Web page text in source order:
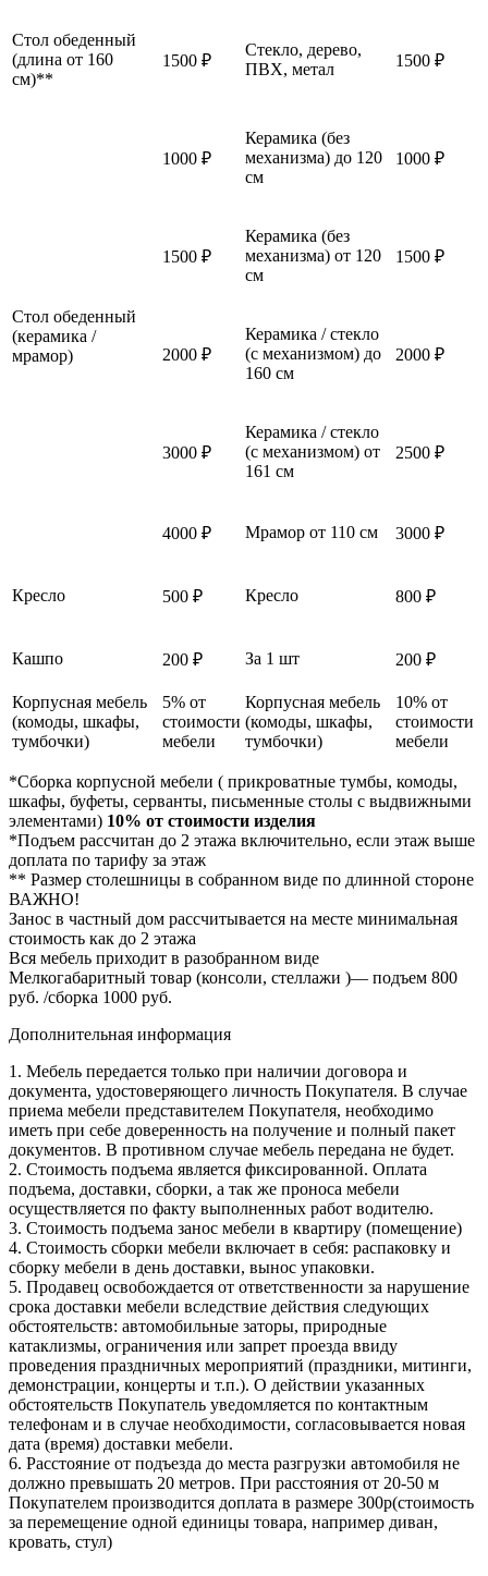
Стол обеденный
(длина от 160
см)**
1500 ₽
Стекло, дерево,
ПВХ, метал
1500 ₽
Стол обеденный
(керамика /
мрамор)
1000 ₽
Керамика (без
механизма) до 120
см
1000 ₽
1500 ₽
Керамика (без
механизма) от 120
см
1500 ₽
2000 ₽
Керамика / стекло
(с механизмом) до
160 см
2000 ₽
3000 ₽
Керамика / стекло
(с механизмом) от
161 см
2500 ₽
4000 ₽ Мрамор от 110 см 3000 ₽
Кресло 500 ₽ Кресло 800 ₽
Кашпо 200 ₽ За 1 шт 200 ₽
Корпусная мебель
(комоды, шкафы,
тумбочки)
5% от
стоимости
мебели
Корпусная мебель
(комоды, шкафы,
тумбочки)
10% от
стоимости
мебели
*Сборка корпусной мебели ( прикроватные тумбы, комоды,
шкафы, буфеты, серванты, письменные столы с выдвижными
элементами) 10% от стоимости изделия
*Подъем рассчитан до 2 этажа включительно, если этаж выше
доплата по тарифу за этаж
** Размер столешницы в собранном виде по длинной стороне
ВАЖНО!
Занос в частный дом рассчитывается на месте минимальная
стоимость как до 2 этажа
Вся мебель приходит в разобранном виде
Мелкогабаритный товар (консоли, стеллажи )— подъем 800
руб. /сборка 1000 руб.
Дополнительная информация
1. Мебель передается только при наличии договора и
документа, удостоверяющего личность Покупателя. В случае
приема мебели представителем Покупателя, необходимо
иметь при себе доверенность на получение и полный пакет
документов. В противном случае мебель передана не будет.
2. Стоимость подъема является фиксированной. Оплата
подъема, доставки, сборки, а так же проноса мебели
осуществляется по факту выполненных работ водителю.
3. Стоимость подъема занос мебели в квартиру (помещение)
4. Стоимость сборки мебели включает в себя: распаковку и
сборку мебели в день доставки, вынос упаковки.
5. Продавец освобождается от ответственности за нарушение
срока доставки мебели вследствие действия следующих
обстоятельств: автомобильные заторы, природные
катаклизмы, ограничения или запрет проезда ввиду
проведения праздничных мероприятий (праздники, митинги,
демонстрации, концерты и т.п.). О действии указанных
обстоятельств Покупатель уведомляется по контактным
телефонам и в случае необходимости, согласовывается новая
дата (время) доставки мебели.
6. Расстояние от подъезда до места разгрузки автомобиля не
должно превышать 20 метров. При расстояния от 20-50 м
Покупателем производится доплата в размере 300р(стоимость
за перемещение одной единицы товара, например диван,
кровать, стул)